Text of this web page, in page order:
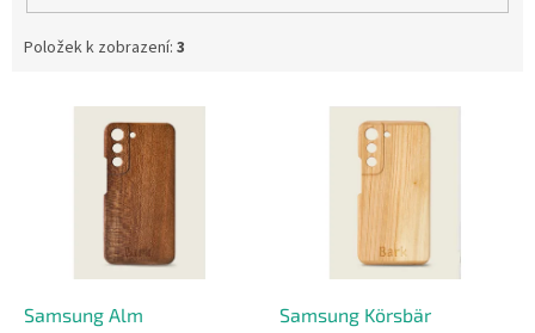
Položek k zobrazení: 3
Samsung Alm Samsung Körsbär